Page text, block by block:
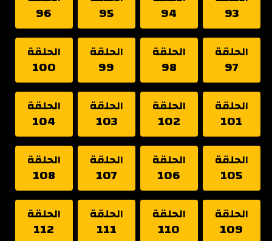
93
94
95
96
الحلقة
97
الحلقة
98
الحلقة
99
الحلقة
100
الحلقة
101
الحلقة
102
الحلقة
103
الحلقة
104
الحلقة
105
الحلقة
106
الحلقة
107
الحلقة
108
الحلقة
109
الحلقة
110
الحلقة
111
الحلقة
112